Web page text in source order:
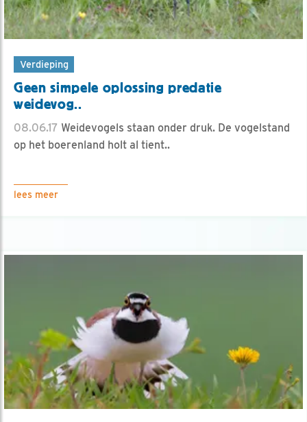
Verdieping
Geen simpele oplossing predatie
weidevog..
08.06.17 Weidevogels staan onder druk. De vogelstand
op het boerenland holt al tient..
lees meer